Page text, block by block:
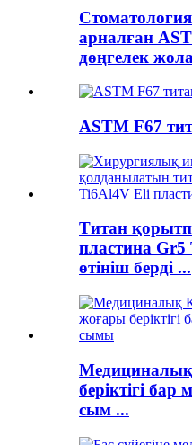
арналған
дөңгелек
ASTM F67
Титан
пластина
өтініш берді ...
беріктігі
сым ...